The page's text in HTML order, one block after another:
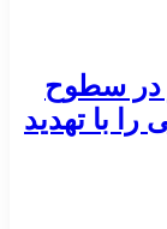
در سطوح
را با تهدید